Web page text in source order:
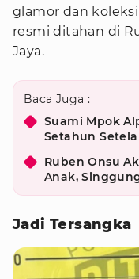
glamor dan
resmi ditahan di
Jaya.
Baca Juga :
Suami Mpok
Setahun
Ruben Onsu
Anak,
Jadi Tersangka